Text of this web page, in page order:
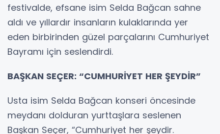
festivalde, efsane isim Selda Bağcan sahne
aldı ve yıllardır insanların kulaklarında yer
eden birbirinden güzel parçalarını Cumhuriyet
Bayramı için seslendirdi.
BAŞKAN SEÇER: “CUMHURİYET HER ŞEYDİR”
Usta isim Selda Bağcan konseri öncesinde
meydanı dolduran yurttaşlara seslenen
Başkan Seçer, “Cumhuriyet her şeydir.